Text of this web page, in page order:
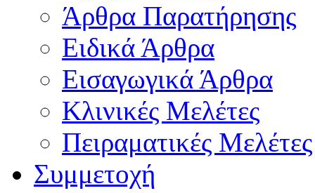
Άρθρα Παρατήρησης
Ειδικά Άρθρα
Εισαγωγικά Άρθρα
Κλινικές Μελέτες
Πειραματικές Μελέτες
Συμμετοχή